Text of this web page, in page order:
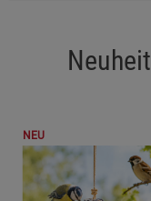
NEU